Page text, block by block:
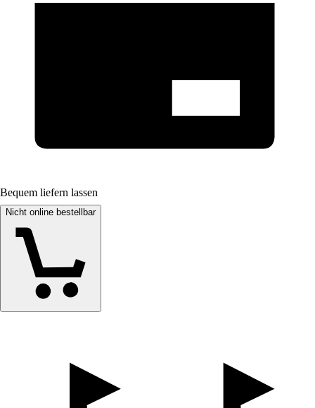
Bequem liefern lassen
Nicht online bestellbar